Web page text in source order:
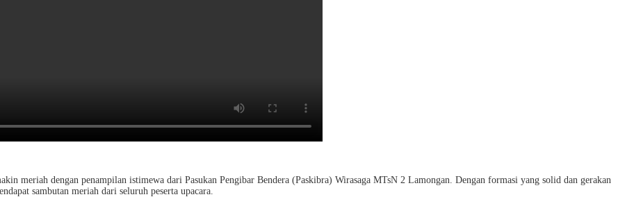
meriah dengan penampilan istimewa dari Pasukan Pengibar Bendera (Paskibra) Wirasaga MTsN 2 Lamongan. Dengan formasi yang solid dan gerakan
sambutan meriah dari seluruh peserta upacara.